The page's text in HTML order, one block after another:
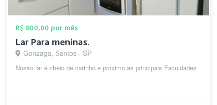
R$ 800,00 por mês
Lar Para meninas.
Gonzaga, Santos - SP
Nosso lar é cheio de carinho e próximo as principais Faculdades